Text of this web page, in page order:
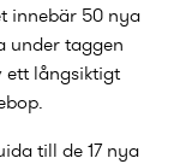
innebär 50 nya
under taggen
ett långsiktigt
till de 17 nya